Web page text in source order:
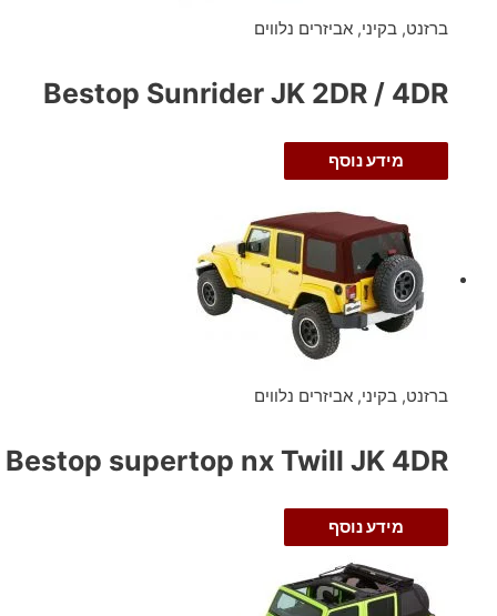
ברזנט, בקיני, אביזרים נלווים
Bestop Sunrider JK 2DR / 4DR
מידע נוסף
ברזנט, בקיני, אביזרים נלווים
Bestop supertop nx Twill JK 4DR
מידע נוסף